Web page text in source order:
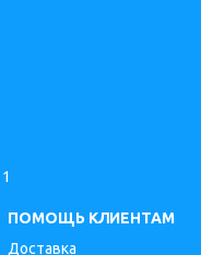
ПОМОЩЬ КЛИЕНТАМ
Доставка